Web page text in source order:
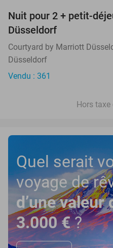
Nuit pour 2 + petit-
Düsseldorf
Courtyard by Marriott
Düsseldorf
Vendu : 361
Hors taxe
Quel serait
voyage de
d’une valeur
3.000 €?